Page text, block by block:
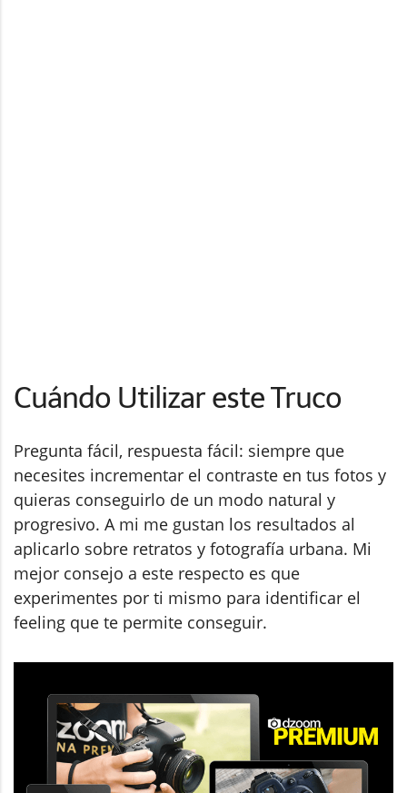
Cuándo Utilizar este Truco
Pregunta fácil, respuesta fácil: siempre que
necesites incrementar el contraste en tus fotos y
quieras conseguirlo de un modo natural y
progresivo. A mi me gustan los resultados al
aplicarlo sobre retratos y fotografía urbana. Mi
mejor consejo a este respecto es que
experimentes por ti mismo para identificar el
feeling que te permite conseguir.